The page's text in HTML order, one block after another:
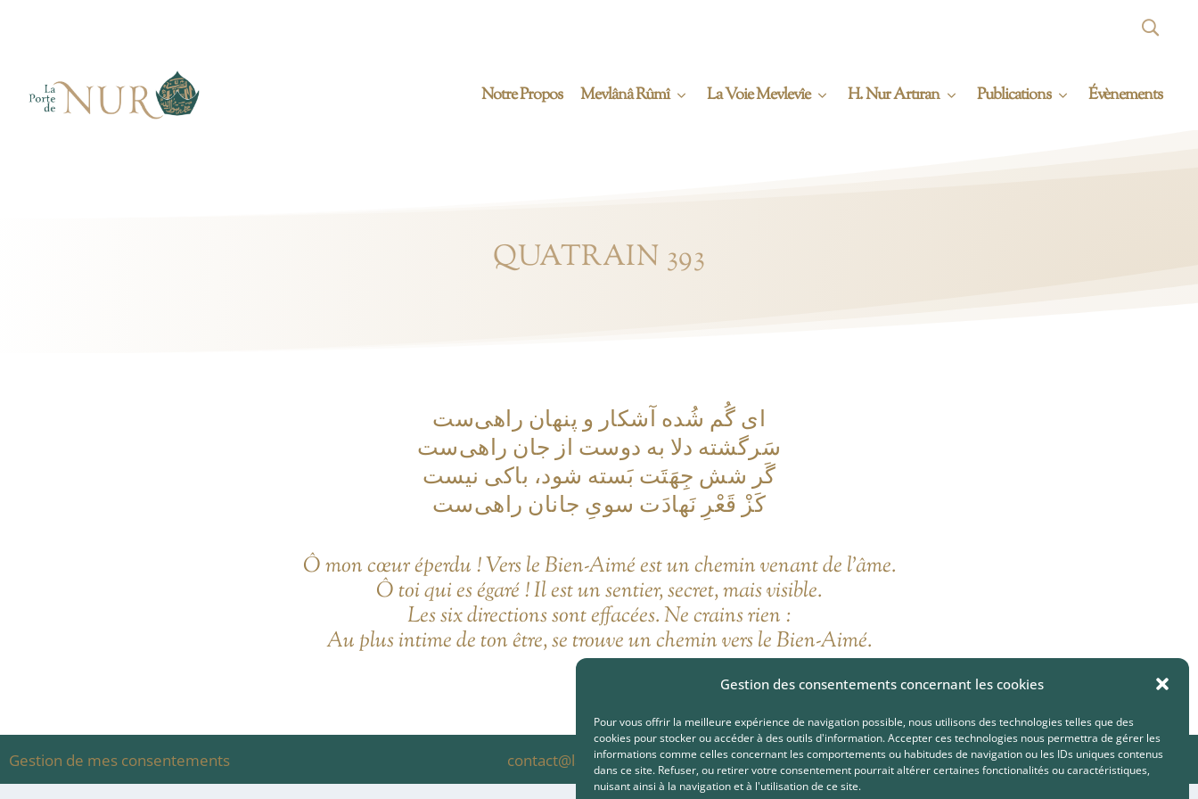
Gestion des consentements concernant les cookies
Pour vous offrir la meilleure expérience de navigation possible, nous utilisons des technologies telles que des
cookies pour stocker ou accéder à des outils d'information. Accepter ces technologies nous permettra de gérer les
informations comme celles concernant les comportements ou habitudes de navigation ou les IDs uniques contenus
dans ce site. Refuser, ou retirer votre consentement pourrait altérer certaines fonctionalités ou caractéristiques,
nuisant ainsi à la navigation et à l'utilisation de ce site.
Notre Propos Mevlânâ Rûmî La Voie Mevlevîe H. Nur Artıran Publications Évènements
QUATRAIN 393
ای گُم شُده آشکار و پنهان راهی‌ست
سَرگشته دلا به دوست از جان راهی‌ست
گَر شش جِهَتَت بَسته شود، باکی نیست
کَزْ قَعْرِ نَهادَت سویِ جانان راهی‌ست
Ô mon cœur éperdu ! Vers le Bien-Aimé est un chemin venant de l’âme.
Ô toi qui es égaré ! Il est un sentier, secret, mais visible.
Les six directions sont effacées. Ne crains rien :
Au plus intime de ton être, se trouve un chemin vers le Bien-Aimé.
Gestion de mes consentements contact@laportedenur.org